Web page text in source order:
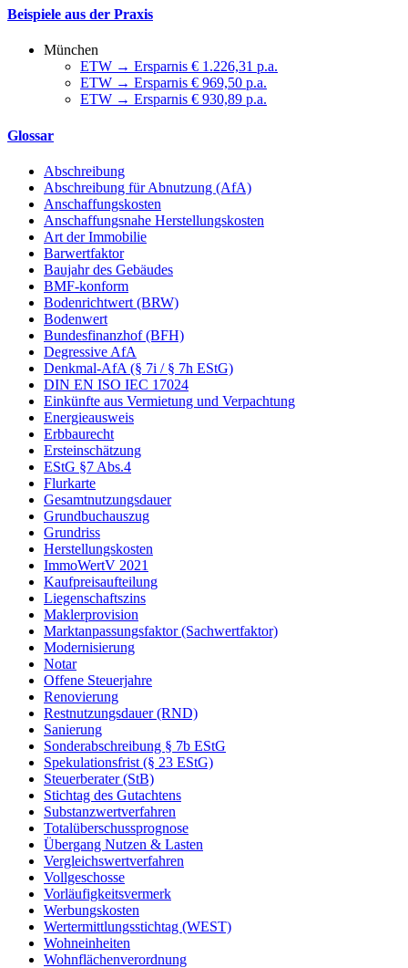
Beispiele aus der Praxis
München
ETW → Ersparnis € 1.226,31 p.a.
ETW → Ersparnis € 969,50 p.a.
ETW → Ersparnis € 930,89 p.a.
Glossar
Abschreibung
Abschreibung für Abnutzung (AfA)
Anschaffungskosten
Anschaffungsnahe Herstellungskosten
Art der Immobilie
Barwertfaktor
Baujahr des Gebäudes
BMF-konform
Bodenrichtwert (BRW)
Bodenwert
Bundesfinanzhof (BFH)
Degressive AfA
Denkmal-AfA (§ 7i / § 7h EStG)
DIN EN ISO IEC 17024
Einkünfte aus Vermietung und Verpachtung
Energieausweis
Erbbaurecht
Ersteinschätzung
EStG §7 Abs.4
Flurkarte
Gesamtnutzungsdauer
Grundbuchauszug
Grundriss
Herstellungskosten
ImmoWertV 2021
Kaufpreisaufteilung
Liegenschaftszins
Maklerprovision
Marktanpassungsfaktor (Sachwertfaktor)
Modernisierung
Notar
Offene Steuerjahre
Renovierung
Restnutzungsdauer (RND)
Sanierung
Sonderabschreibung § 7b EStG
Spekulationsfrist (§ 23 EStG)
Steuerberater (StB)
Stichtag des Gutachtens
Substanzwertverfahren
Totalüberschussprognose
Übergang Nutzen & Lasten
Vergleichswertverfahren
Vollgeschosse
Vorläufigkeitsvermerk
Werbungskosten
Wertermittlungsstichtag (WEST)
Wohneinheiten
Wohnflächenverordnung